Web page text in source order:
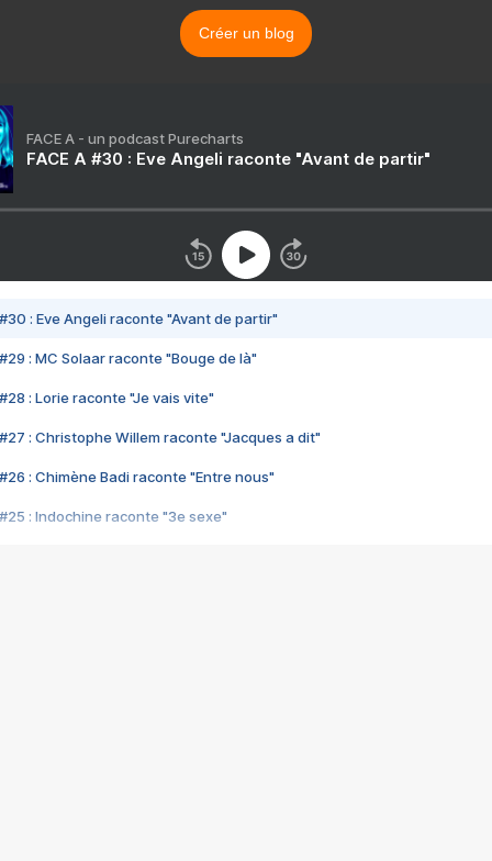
Créer un blog
FACE A - un podcast Purecharts
FACE A #30 : Eve Angeli raconte "Avant de partir"
#30 : Eve Angeli raconte "Avant de partir"
#29 : MC Solaar raconte "Bouge de là"
#28 : Lorie raconte "Je vais vite"
#27 : Christophe Willem raconte "Jacques a dit"
#26 : Chimène Badi raconte "Entre nous"
#25 : Indochine raconte "3e sexe"